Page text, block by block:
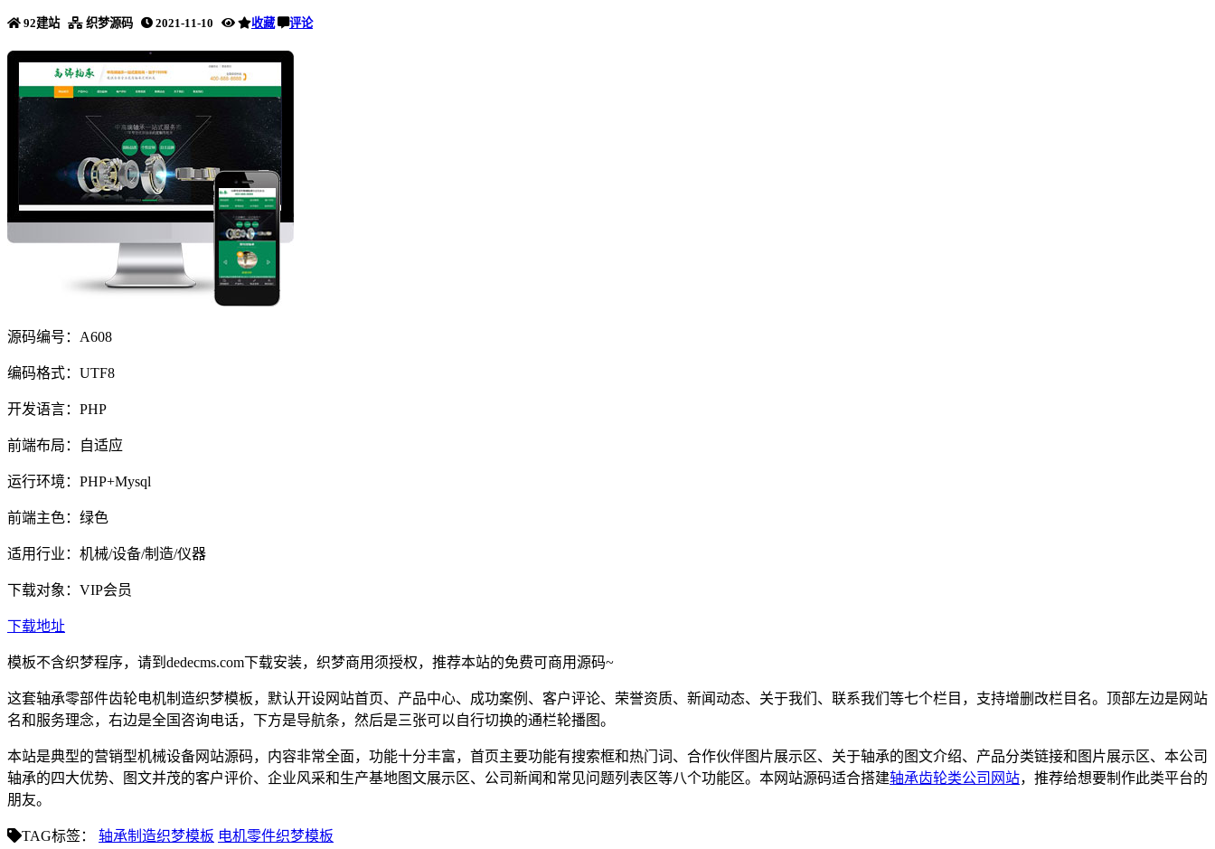
92建站 织梦源码 2021-11-10 收藏 评论
源码编号：A608
编码格式：UTF8
开发语言：PHP
前端布局：自适应
运行环境：PHP+Mysql
前端主色：绿色
适用行业：机械/设备/制造/仪器
下载对象：VIP会员
下载地址
模板不含织梦程序，请到dedecms.com下载安装，织梦商用须授权，推荐本站的免费可商用源码~
这套轴承零部件齿轮电机制造织梦模板，默认开设网站首页、产品中心、成功案例、客户评论、荣誉资质、新闻动态、关于我们、联系我们等七个栏目，支持增删改栏目名。顶部左边是网站
名和服务理念，右边是全国咨询电话，下方是导航条，然后是三张可以自行切换的通栏轮播图。
本站是典型的营销型机械设备网站源码，内容非常全面，功能十分丰富，首页主要功能有搜索框和热门词、合作伙伴图片展示区、关于轴承的图文介绍、产品分类链接和图片展示区、本公司
轴承的四大优势、图文并茂的客户评价、企业风采和生产基地图文展示区、公司新闻和常见问题列表区等八个功能区。本网站源码适合搭建轴承齿轮类公司网站，推荐给想要制作此类平台的
朋友。
TAG标签： 轴承制造织梦模板 电机零件织梦模板